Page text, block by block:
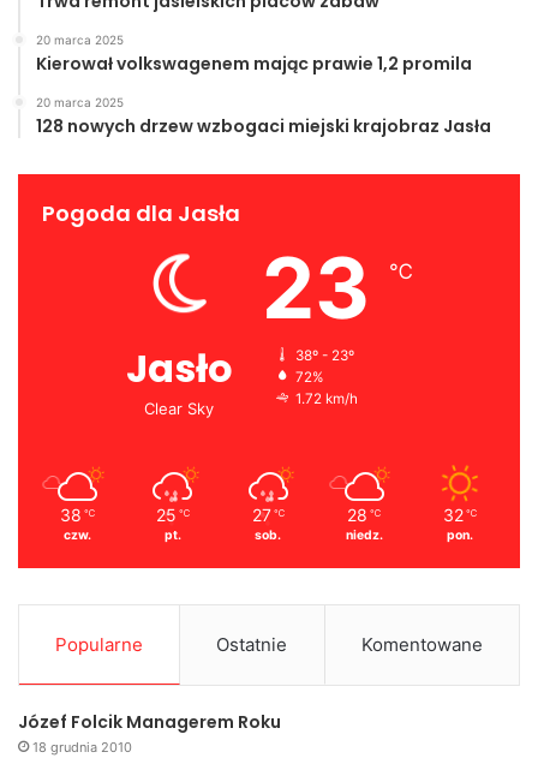
20 marca 2025
Kierował volkswagenem mając prawie 1,2 promila
20 marca 2025
128 nowych drzew wzbogaci miejski krajobraz Jasła
Pogoda dla Jasła
Jasło
Clear Sky
23 ℃
38º - 23º
72%
1.72 km/h
38 ℃
czw.
25 ℃
pt.
27 ℃
sob.
28 ℃
niedz.
32 ℃
pon.
Popularne Ostatnie Komentowane
Józef Folcik Managerem Roku
18 grudnia 2010